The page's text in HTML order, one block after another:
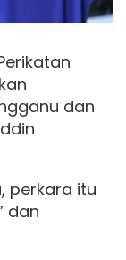
dan
perkara itu
dan